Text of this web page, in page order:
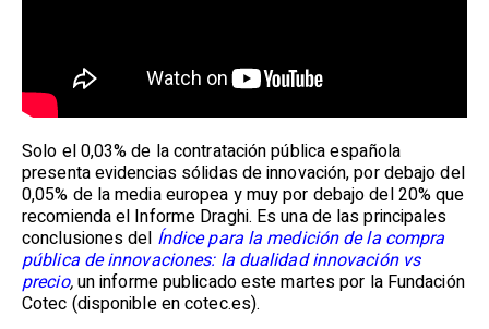
Solo el 0,03% de la contratación pública española
presenta evidencias sólidas de innovación, por debajo del
0,05% de la media europea y muy por debajo del 20% que
recomienda el Informe Draghi. Es una de las principales
conclusiones del Índice para la medición de la compra
pública de innovaciones: la dualidad innovación vs
precio,un informe publicado este martes por la Fundación
Cotec (disponible en cotec.es).